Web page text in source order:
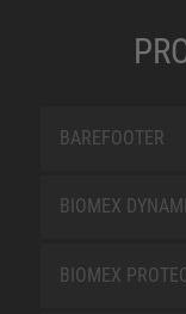
BAREFOOTER
BIOMEX
BIOMEX